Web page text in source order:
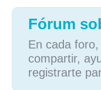
Fórum
En cada
compartir,
registrarte